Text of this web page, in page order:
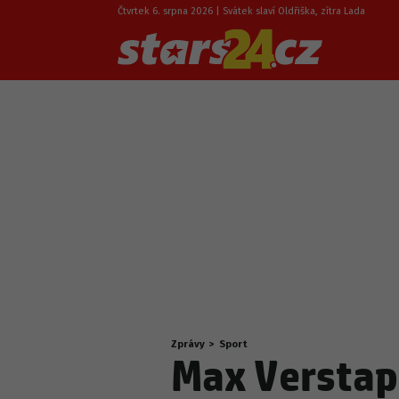
Čtvrtek 6. srpna 2026 | Svátek slaví Oldřiška, zítra Lada
Nacházíte
se
zde:
Zprávy > Sport
Max